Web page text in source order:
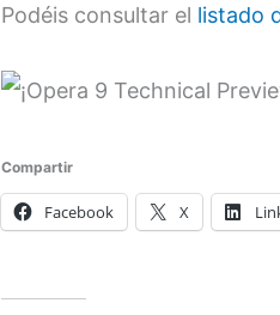
Podéis consultar el listado
Compartir
Facebook X